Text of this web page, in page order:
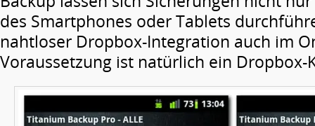
des Smartphones oder Tablets
nahtloser Dropbox-Integration auch im
Voraussetzung ist natürlich ein Dropbox-